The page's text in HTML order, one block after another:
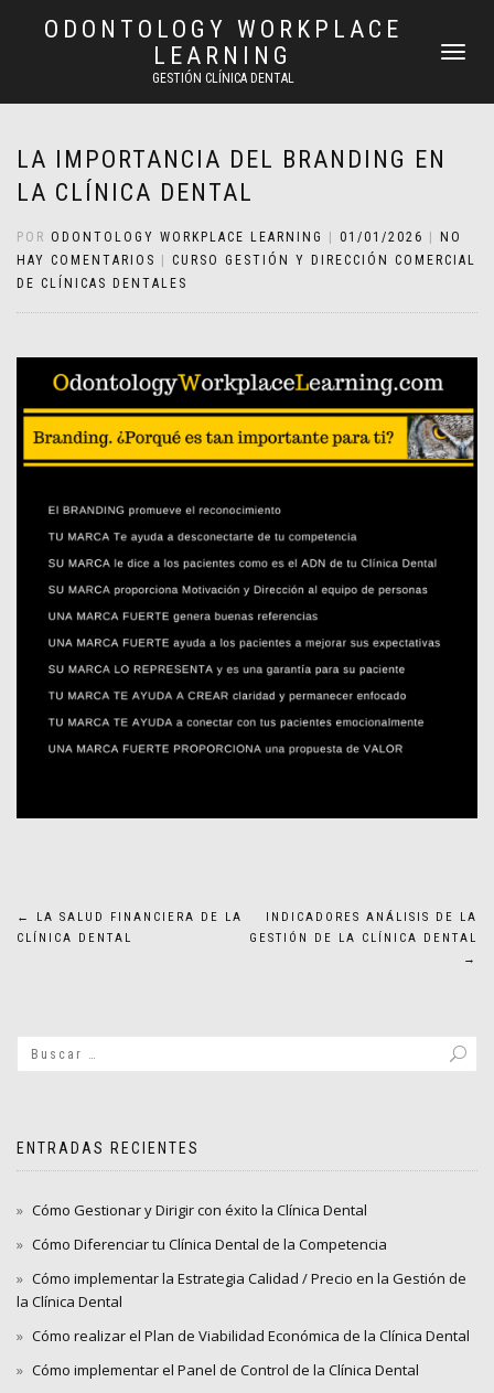
ODONTOLOGY WORKPLACE
LEARNING
GESTIÓN CLÍNICA DENTAL
CAMBIAR
LA IMPORTANCIA DEL BRANDING EN
LA CLÍNICA DENTAL
POR ODONTOLOGY WORKPLACE LEARNING 01/01/2026
NO
HAY COMENTARIOS
CURSO GESTIÓN Y DIRECCIÓN COMERCIAL
DE CLÍNICAS DENTALES
Navegación
←
LA SALUD FINANCIERA DE LA
CLÍNICA DENTAL
INDICADORES ANÁLISIS DE LA
GESTIÓN DE LA CLÍNICA DENTAL
→
ENTRADAS RECIENTES
Cómo Gestionar y Dirigir con éxito la Clínica Dental
Cómo Diferenciar tu Clínica Dental de la Competencia
Cómo implementar la Estrategia Calidad / Precio en la Gestión de
la Clínica Dental
Cómo realizar el Plan de Viabilidad Económica de la Clínica Dental
Cómo implementar el Panel de Control de la Clínica Dental